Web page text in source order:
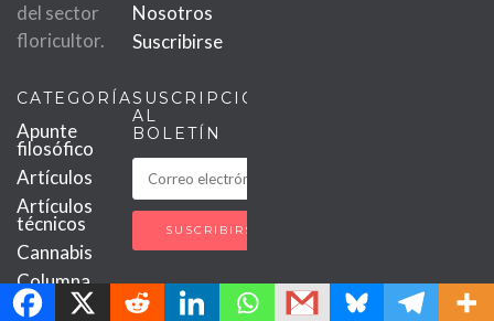
del sector
floricultor.
Nosotros
Suscribirse
CATEGORÍAS
Apunte
filosófico
Artículos
Artículos
técnicos
Cannabis
Columna
Doctor
Vergara
SUSCRIPCIÓN
AL
BOLETÍN